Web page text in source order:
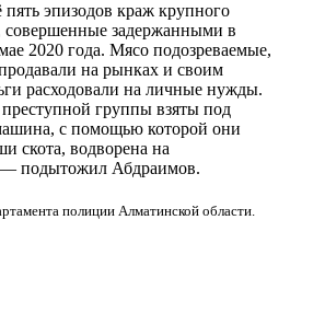
эпизодов краж крупного
совершенные задержанными в
2020 года. Мясо подозреваемые,
на рынках и своим
расходовали на личные нужды.
группы взяты под
с помощью которой они
скота, водворена на
— подытожил Абдраимов.
полиции Алматинской области.